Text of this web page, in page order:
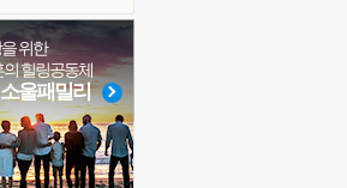
제가 되는 것
'을 먼저
을 보며
아픈 아버지를 위한 공간 설계
극심한 변비, 어깨결림, 수면 장애
은 어머니
들
#도움
#삶
#친구
#리더
서캠프
#힐링
위한
의 힐링공동체
울패밀리